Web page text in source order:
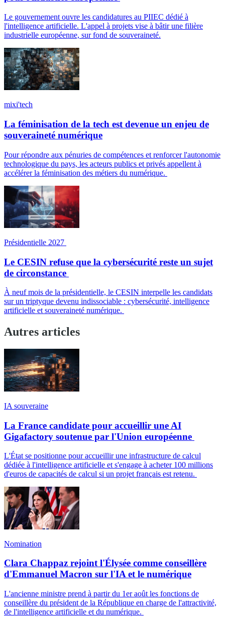
Le gouvernement ouvre les candidatures au PIIEC dédié à
l'intelligence artificielle. L'appel à projets vise à bâtir une filière
industrielle européenne, sur fond de souveraineté.
mixi'tech
La féminisation de la tech est devenue un enjeu de
souveraineté numérique
Pour répondre aux pénuries de compétences et renforcer l'autonomie
technologique du pays, les acteurs publics et privés appellent à
accélérer la féminisation des métiers du numérique.
Présidentielle 2027
Le CESIN refuse que la cybersécurité reste un sujet
de circonstance
À neuf mois de la présidentielle, le CESIN interpelle les candidats
sur un triptyque devenu indissociable : cybersécurité, intelligence
artificielle et souveraineté numérique.
Autres articles
IA souveraine
La France candidate pour accueillir une AI
Gigafactory soutenue par l'Union européenne
L'État se positionne pour accueillir une infrastructure de calcul
dédiée à l'intelligence artificielle et s'engage à acheter 100 millions
d'euros de capacités de calcul si un projet français est retenu.
Nomination
Clara Chappaz rejoint l'Élysée comme conseillère
d'Emmanuel Macron sur l'IA et le numérique
L'ancienne ministre prend à partir du 1er août les fonctions de
conseillère du président de la République en charge de l'attractivité,
de l'intelligence artificielle et du numérique.